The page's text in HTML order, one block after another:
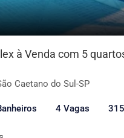
à Venda com 5
Caetano do Sul-SP
4 Vagas